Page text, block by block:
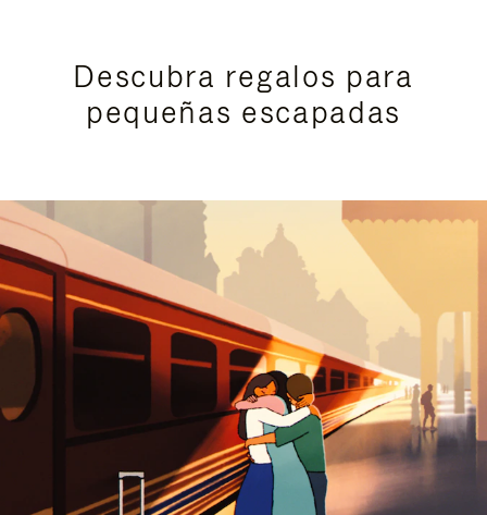
Descubra regalos para
pequeñas escapadas